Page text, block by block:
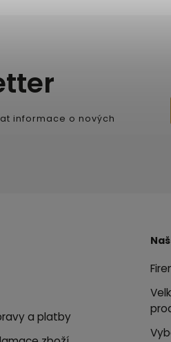
informace o nových
a platby